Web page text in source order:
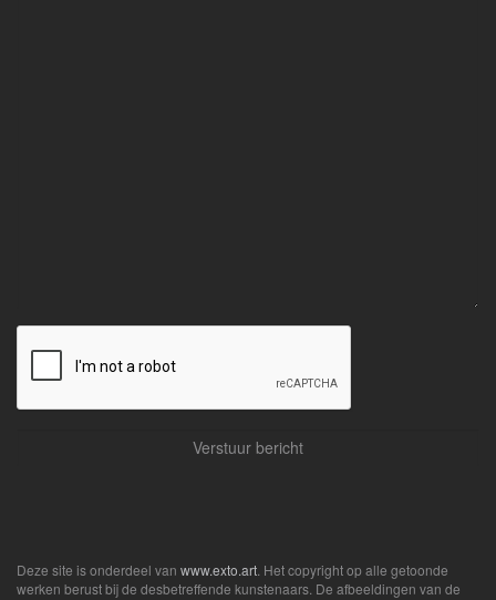
Deze site is onderdeel van www.exto.art . Het copyright op alle getoonde
werken berust bij de desbetreffende kunstenaars. De afbeeldingen van de